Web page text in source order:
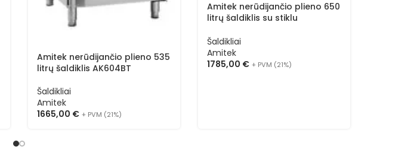
Amitek nerūdijančio plieno 535
litrų šaldiklis AK604BT
Šaldikliai
Amitek
1665,00 € + PVM (21%)
Amitek nerūdijančio plieno 650
litrų šaldiklis su stiklu
Šaldikliai
Amitek
1785,00 € + PVM (21%)